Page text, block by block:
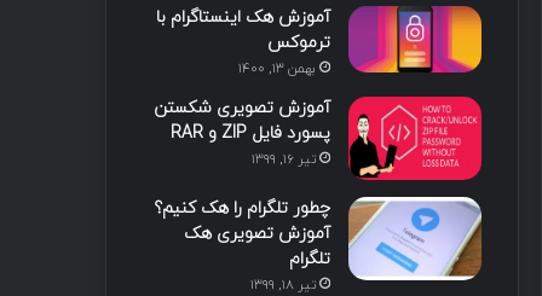
ی
ن
ب
ا
گ
ر
م
م
آموزش هک اینستاگرام با
ترموکس
بهمن ۱۳, ۱۴۰۰
آموزش تصویری شکستن
پسورد فایل ZIP و RAR
تیر ۱۶, ۱۳۹۹
چطور تلگرام را هک کنیم؟
آموزش تصویری هک
تلگرام
تیر ۱۸, ۱۳۹۹